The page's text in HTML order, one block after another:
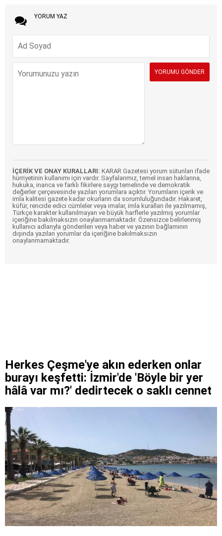
YORUM YAZ
İÇERİK VE ONAY KURALLARI: KARAR Gazetesi yorum sütunları ifade
hürriyetinin kullanımı için vardır. Sayfalarımız, temel insan haklarına,
hukuka, inanca ve farklı fikirlere saygı temelinde ve demokratik
değerler çerçevesinde yazılan yorumlara açıktır. Yorumların içerik ve
imla kalitesi gazete kadar okurların da sorumluluğundadır. Hakaret,
küfür, rencide edici cümleler veya imalar, imla kuralları ile yazılmamış,
Türkçe karakter kullanılmayan ve büyük harflerle yazılmış yorumlar
içeriğine bakılmaksızın onaylanmamaktadır. Özensizce belirlenmiş
kullanıcı adlarıyla gönderilen veya haber ve yazının bağlamının
dışında yazılan yorumlar da içeriğine bakılmaksızın
onaylanmamaktadır.
Herkes Çeşme'ye akın ederken onlar
burayı keşfetti: İzmir'de 'Böyle bir yer
hâlâ var mı?' dedirtecek o saklı cennet